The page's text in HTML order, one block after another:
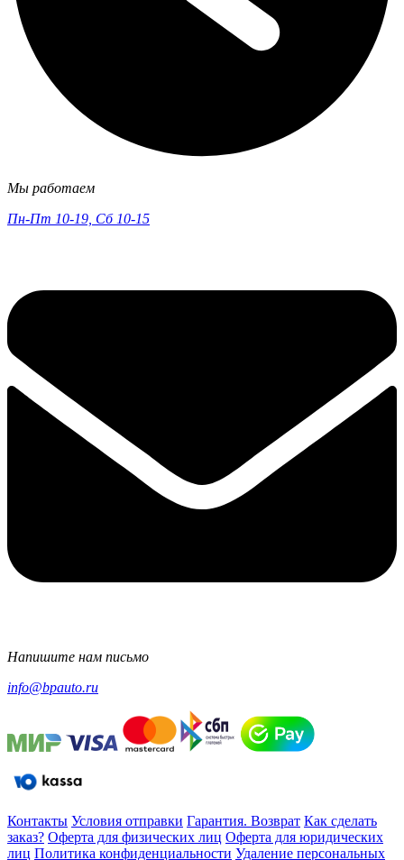
Мы работаем
Пн-Пт 10-19, Сб 10-15
Напишите нам письмо
info@bpauto.ru
Контакты Условия отправки Гарантия. Возврат Как сделать
заказ? Оферта для физических лиц Оферта для юридических
лиц Политика конфиденциальности Удаление персональных